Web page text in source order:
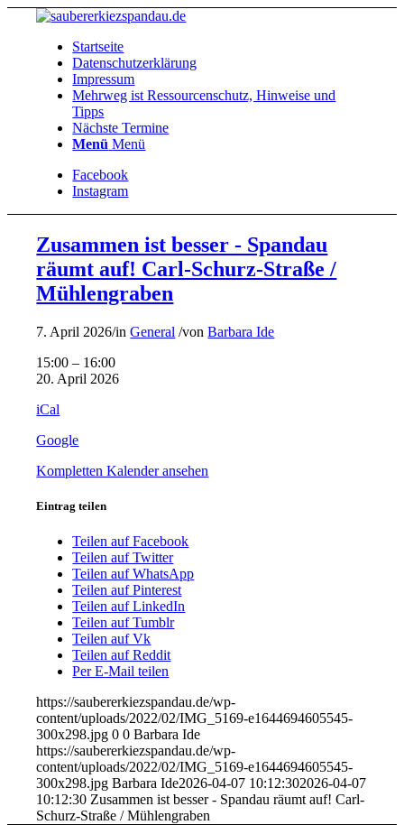
Startseite
Datenschutzerklärung
Impressum
Mehrweg ist Ressourcenschutz, Hinweise und
Tipps
Nächste Termine
Menü Menü
Facebook
Instagram
Zusammen ist besser - Spandau
räumt auf! Carl-Schurz-Straße /
Mühlengraben
7. April 2026/inGeneral /vonBarbara Ide
Zusammen
ist
-
räumt
Carl-
Straße
Mühlengraben
15:00 – 16:00
20. April 2026
iCal
Google
Kompletten Kalender ansehen
Eintrag teilen
Teilen auf Facebook
Teilen auf Twitter
Teilen auf WhatsApp
Teilen auf Pinterest
Teilen auf LinkedIn
Teilen auf Tumblr
Teilen auf Vk
Teilen auf Reddit
Per E-Mail teilen
https://saubererkiezspandau.de/wp-
content/uploads/2022/02/IMG_5169-e1644694605545-
300x298.jpg 0 0 Barbara Ide
https://saubererkiezspandau.de/wp-
content/uploads/2022/02/IMG_5169-e1644694605545-
300x298.jpg Barbara Ide2026-04-07 10:12:302026-04-07
10:12:30 Zusammen ist besser - Spandau räumt auf! Carl-
Schurz-Straße / Mühlengraben